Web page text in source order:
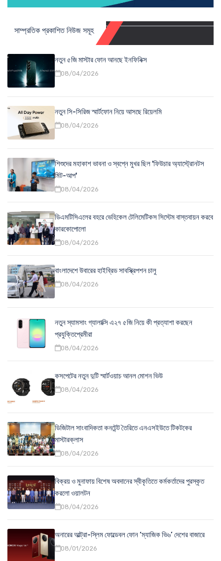
সাম্প্রতিক প্রকাশিত নিউজ সমূহ
নতুন ৫জি মাস্টার ফোন আনছে ইনফিনিক্স
08/04/2026
নতুন সি-সিরিজ স্মার্টফোন নিয়ে আসছে রিয়েলমি
08/04/2026
শিশুদের মহাকাশ ভাবনা ও স্বপ্নে মুখর ছিল 'ফিউচার অ্যাস্ট্রোনটস
মিট-আপ'
08/04/2026
ডিএমটিসিএলের বহরে ভেহিকেল টেলিমেটিকস সিস্টেম বাস্তবায়ন করবে
কারকোপোলো
08/04/2026
বাংলাদেশে উবারের হাইব্রিড সাবস্ক্রিপশন চালু
08/04/2026
নতুন স্যামসাং গ্যালাক্সি এ২৭ ৫জি নিয়ে কী প্রত্যাশা করছেন
প্রযুক্তিপ্রেমীরা
08/04/2026
কসপেটের নতুন দুটি স্মার্টওয়াচ আনল মোশন ভিউ
08/04/2026
ডিজিটাল সাংবাদিকতা কনটেন্ট তৈরিতে এনএসইউতে টিকটকের
মাস্টারক্লাস
08/04/2026
বিক্রয় ও মুনাফায় বিশেষ অবদানের স্বীকৃতিতে কর্মকর্তাদের পুরস্কৃত
করলো ওয়ালটন
08/04/2026
অনারের আল্ট্রা-স্লিম ফোল্ডেবল ফোন ‘ম্যাজিক ভি৬’ দেশের বাজারে
08/01/2026